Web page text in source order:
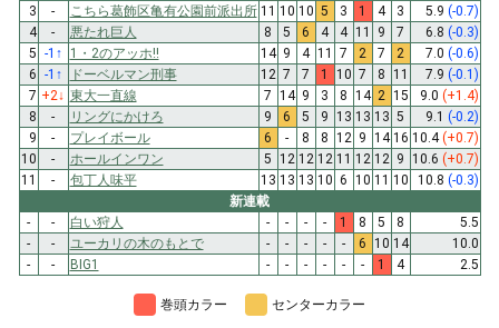
3
- こちら葛飾区亀有公園前派出所 11 10 10 5 3 1 4 3 5.9 (-0.7)
4
- 悪たれ巨人 8 5 6 4 4 11 9 7 6.8 (-0.3)
5 -1 ↑ 1・2のアッホ!! 14 9 4 11 7 2 7 2 7.0 (-0.6)
6 -1 ↑ ドーベルマン刑事 12 7 7 1 10 7 8 11 7.9 (-0.1)
7 +2↓ 東大一直線 7 14 9 3 8 14 2 15 9.0 (+1.4)
8
- リングにかけろ 9 6 5 9 13 13 13 5 9.1 (-0.2)
9
- プレイボール 6 - 8 8 12 9 14 16 10.4(+0.7)
10
- ホールインワン 5 12 12 12 11 12 12 9 10.6 (+0.7)
11
- 包丁人味平 13 13 13 10 6 10 11 10 10.8 (-0.3)
新連載
-
- 白い狩人 - - - - 1 8 5 8
5.5
-
- ユーカリの木のもとで - - - - - 6 10 14
10.0
-
- BIG1 - - - - - - 1 4 2.5
巻頭カラー センターカラー